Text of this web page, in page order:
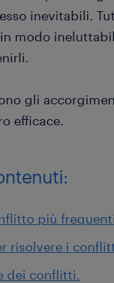
inevitabili.
modo
gli
efficace.
più
risolvere i
dei conflitti.